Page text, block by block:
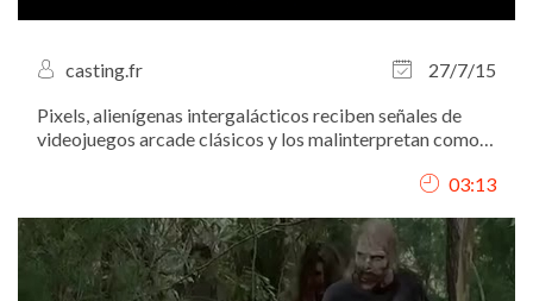
casting.fr
27/7/15
Pixels, alienígenas intergalácticos reciben señales de
videojuegos arcade clásicos y los malinterpretan como
atacar la Tierra utilizando estos juegos como modelo03:13